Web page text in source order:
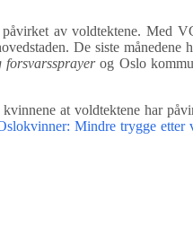
av voldtektene. Med
De siste månedene
forsvarssprayerog Oslo
at voldtektene har
Mindre trygge etter